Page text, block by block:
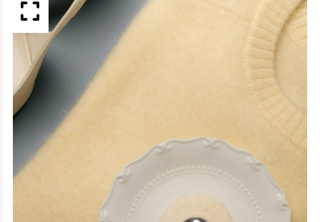
APERÇU